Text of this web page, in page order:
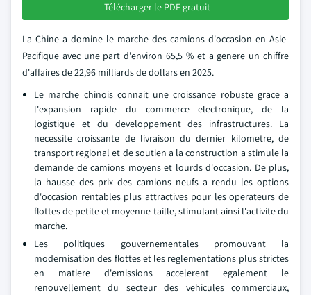
Télécharger le PDF gratuit
La Chine a domine le marche des camions d'occasion en Asie-
Pacifique avec une part d'environ 65,5 % et a genere un chiffre
d'affaires de 22,96 milliards de dollars en 2025.
Le marche chinois connait une croissance robuste grace a
l'expansion rapide du commerce electronique, de la
logistique et du developpement des infrastructures. La
necessite croissante de livraison du dernier kilometre, de
transport regional et de soutien a la construction a stimule la
demande de camions moyens et lourds d'occasion. De plus,
la hausse des prix des camions neufs a rendu les options
d'occasion rentables plus attractives pour les operateurs de
flottes de petite et moyenne taille, stimulant ainsi l'activite du
marche.
Les politiques gouvernementales promouvant la
modernisation des flottes et les reglementations plus strictes
en matiere d'emissions accelerent egalement le
renouvellement du secteur des vehicules commerciaux,